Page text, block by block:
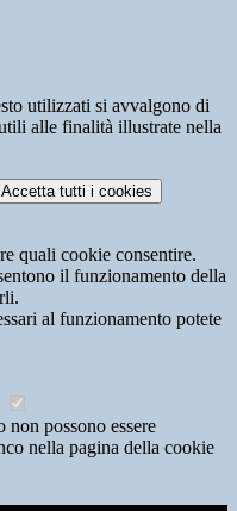
utilizzati si avvalgono di
alle finalità illustrate nella
Accetta tutti i cookies
quali cookie consentire.
il funzionamento della
al funzionamento potete
possono essere
nella pagina della cookie